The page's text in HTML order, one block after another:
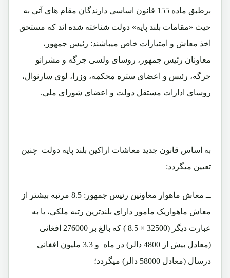
برطبق ماده 155 قانون اساسی دارندگان مقام های آتی به
حیث «مقامات بلند پایه» دولت شناخته شده اند که مستحق
اخذ معاش و امتیازات خاص میباشند: رئیس جمهور،
معاونان رئیس جمهور، روسای ولسی جرگه و مشرانو
جرگه، رئیس و اعضای ستره محکمه، وزرا، لوی سارنوال،
روسای ادارات مستقل دولت و اعضای شورای ملی.
به اساس قانون جدید معاشات اراکین بلند پایه دولت چنین
تعیین میگردد:
ــ معاش ماهوار معاونین رئیس جمهور: 8.5 مرتبه بیشتر از
معاش ماهواریک مامور دارای بلندترین رتبه ملکی، یا به
عبارت دیگر (32500 × 8.5 ) که بالغ بر 276000 افغانی
(معادل بیش از 4800 دالر) در ماه و 3.3 ملیون افغانی
درسال (معادل 58000 دالر) میگردد؛